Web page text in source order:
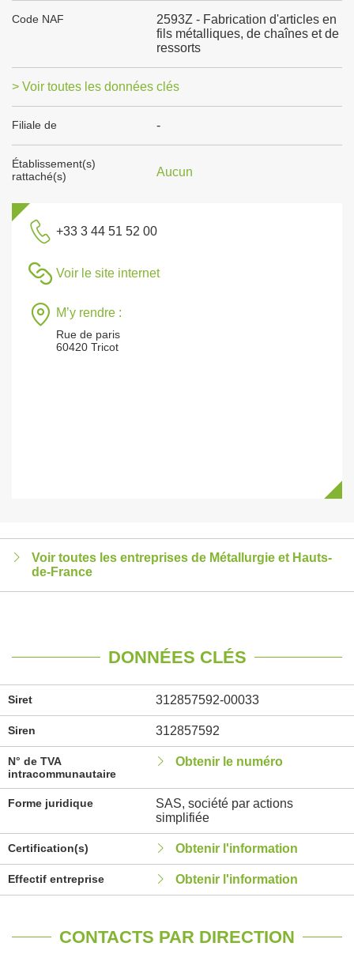
Code NAF
2593Z - Fabrication d'articles en
fils métalliques, de chaînes et de
ressorts
> Voir toutes les données clés
Filiale de -
Établissement(s)
rattaché(s)
Aucun
+33 3 44 51 52 00
Voir le site internet
M’y rendre :
Rue de paris
60420 Tricot
Voir toutes les entreprises de Métallurgie et Hauts-
de-France
DONNÉES CLÉS
Siret 312857592-00033
Siren 312857592
N° de TVA
intracommunautaire
Obtenir le numéro
Forme juridique
SAS, société par actions
simplifiée
Certification(s) Obtenir l'information
Effectif entreprise Obtenir l'information
CONTACTS PAR DIRECTION